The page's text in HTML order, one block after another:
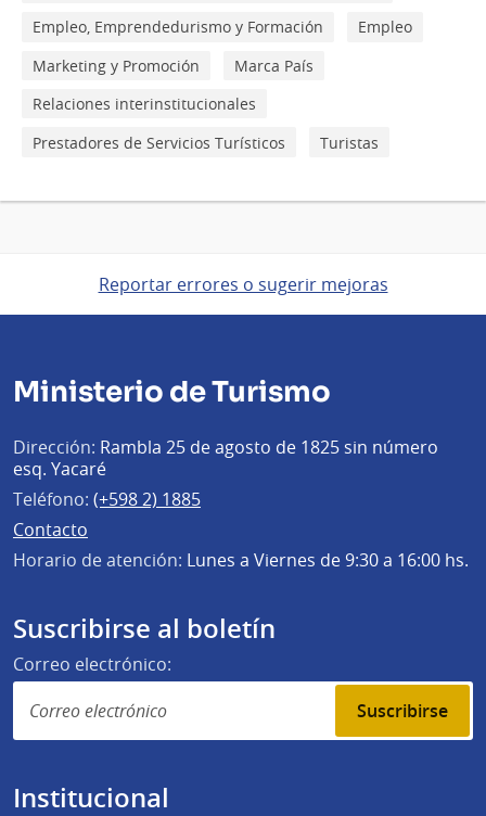
Empleo, Emprendedurismo y Formación
Empleo
Marketing y Promoción
Marca País
Relaciones interinstitucionales
Prestadores de Servicios Turísticos
Turistas
Reportar errores o sugerir mejoras
Ministerio de Turismo
Dirección: Rambla 25 de agosto de 1825 sin número
esq. Yacaré
Teléfono: (+598 2) 1885
Contacto
Horario de atención: Lunes a Viernes de 9:30 a 16:00 hs.
Suscribirse al boletín
Correo electrónico:
Suscribirse
Institucional